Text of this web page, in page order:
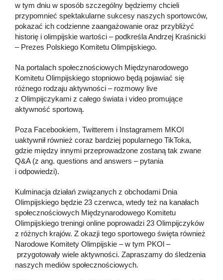
w tym dniu w sposób szczególny będziemy chcieli
przypomnieć spektakularne sukcesy naszych sportowców,
pokazać ich codzienne zaangażowanie oraz przybliżyć
historię i olimpijskie wartości – podkreśla Andrzej Kraśnicki
– Prezes Polskiego Komitetu Olimpijskiego.
Na portalach społecznościowych Międzynarodowego
Komitetu Olimpijskiego stopniowo będą pojawiać się
różnego rodzaju aktywności – rozmowy live
z Olimpijczykami z całego świata i video promujące
aktywność sportową.
Poza Facebookiem, Twitterem i Instagramem MKOl
uaktywnił również coraz bardziej popularnego TikToka,
gdzie między innymi przeprowadzone zostaną tak zwane
Q&A (z ang. questions and answers – pytania
i odpowiedzi).
Kulminacja działań związanych z obchodami Dnia
Olimpijskiego będzie 23 czerwca, wtedy też na kanałach
społecznościowych Międzynarodowego Komitetu
Olimpijskiego treningi online poprowadzi 23 Olimpijczyków
z różnych krajów. Z okazji tego sportowego święta również
Narodowe Komitety Olimpijskie – w tym PKOl –
przygotowały wiele aktywności. Zapraszamy do śledzenia
naszych mediów społecznościowych.